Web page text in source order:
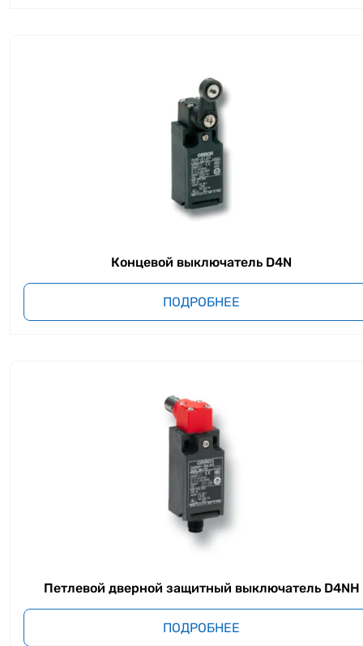
Концевой выключатель D4N
ПОДРОБНЕЕ
Петлевой дверной защитный выключатель D4NH
ПОДРОБНЕЕ